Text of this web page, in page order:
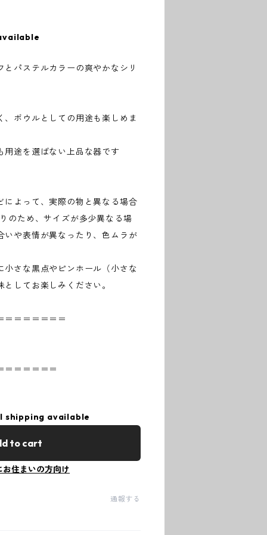
パステルカラーの爽やかなシリ
ボウルとしての用途も楽しめま
用途を選ばない上品な器です
によって、実際の物と異なる場合
のため、サイズが多少異なる場
いや表情が異なったり、色ムラが
さな黒点やピンホール（小さな
してお楽しみください。
＝＝＝＝＝＝＝
＝＝＝＝＝＝
shipping available
to cart
お住まいの方向け
通報する